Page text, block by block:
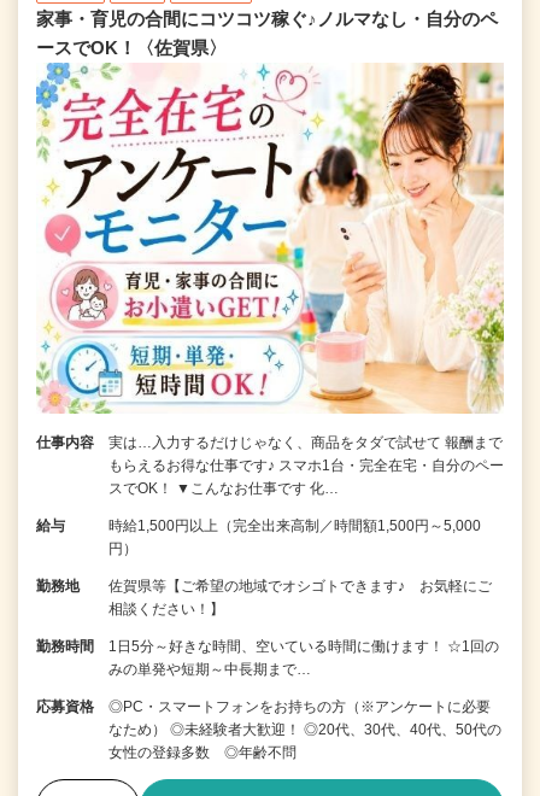
家事・育児の合間にコツコツ稼ぐ♪ノルマなし・自分のペ
ースでOK！〈佐賀県〉
仕事内容
実は…入力するだけじゃなく、商品をタダで試せて 報酬まで
もらえるお得な仕事です♪ スマホ1台・完全在宅・自分のペー
スでOK！ ▼こんなお仕事です 化…
給与
時給1,500円以上（完全出来高制／時間額1,500円～5,000
円）
勤務地
佐賀県等【ご希望の地域でオシゴトできます♪ お気軽にご
相談ください！】
勤務時間
1日5分～好きな時間、空いている時間に働けます！ ☆1回の
みの単発や短期～中長期まで…
応募資格
◎PC・スマートフォンをお持ちの方（※アンケートに必要
なため） ◎未経験者大歓迎！ ◎20代、30代、40代、50代の
女性の登録多数 ◎年齢不問